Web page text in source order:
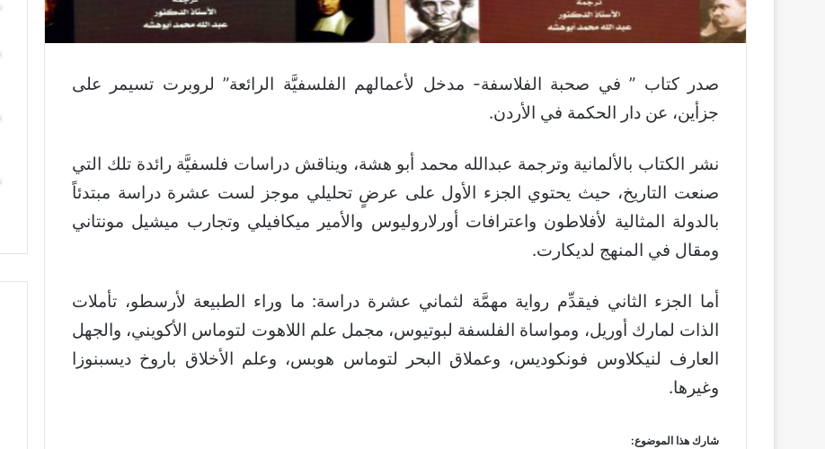
صدر كتاب ” في صحبة الفلاسفة- مدخل لأعمالهم الفلسفيَّة الرائعة” لروبرت تسيمر على
جزأين، عن دار الحكمة في الأردن.
نشر الكتاب بالألمانية وترجمة عبدالله محمد أبو هشة، ويناقش دراسات فلسفيَّة رائدة تلك التي
صنعت التاريخ، حيث يحتوي الجزء الأول على عرضٍ تحليلي موجز لست عشرة دراسة مبتدئاً
بالدولة المثالية لأفلاطون واعترافات أورلاروليوس والأمير ميكافيلي وتجارب ميشيل مونتاني
ومقال في المنهج لديكارت.
أما الجزء الثاني فيقدِّم رواية مهمَّة لثماني عشرة دراسة: ما وراء الطبيعة لأرسطو، تأملات
الذات لمارك أوريل، ومواساة الفلسفة لبوتيوس، مجمل علم اللاهوت لتوماس الأكويني، والجهل
العارف لنيكلاوس فونكوديس، وعملاق البحر لتوماس هوبس، وعلم الأخلاق باروخ ديسبنوزا
وغيرها.
شارك هذا الموضوع: